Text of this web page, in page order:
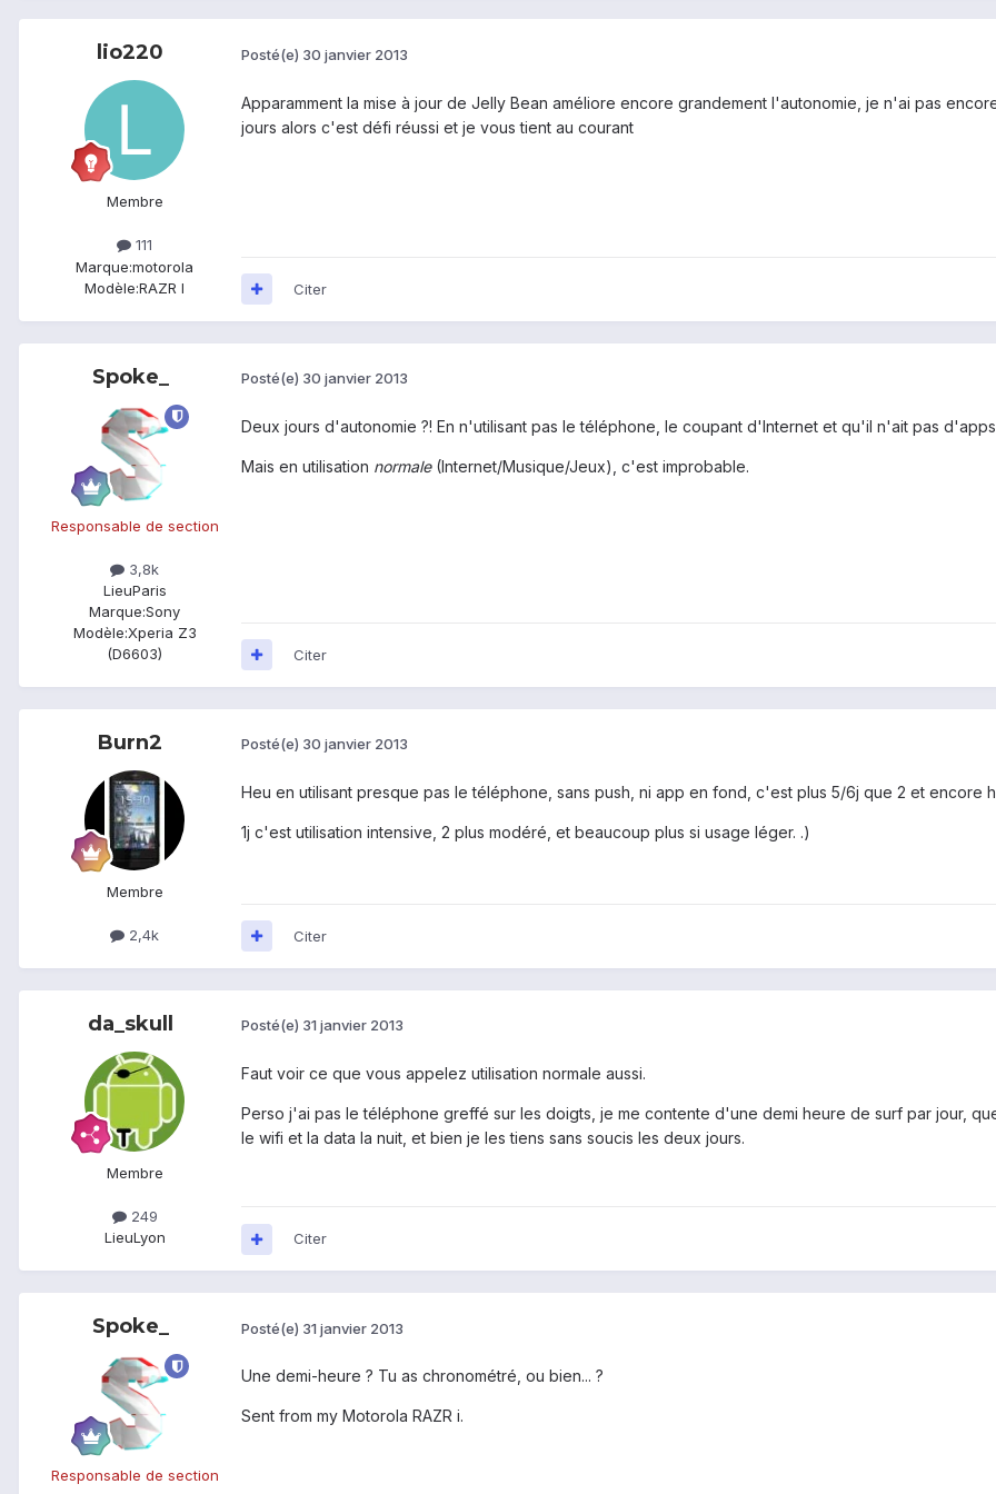
lio220
Membre
111
Marque:motorola
Modèle:RAZR I
Posté(e) 30 janvier 2013
Apparamment la mise à jour de Jelly Bean améliore encore grandement l'autonomie, je n'ai pas
jours alors c'est défi réussi et je vous tient au courant
Citer
Spoke_
Responsable de section
3,8k
LieuParis
Marque:Sony
Modèle:Xperia Z3
(D6603)
Posté(e) 30 janvier 2013
Deux jours d'autonomie ?! En n'utilisant pas le téléphone, le coupant d'Internet et qu'il n'ait pas
Mais en utilisation normale (Internet/Musique/Jeux), c'est improbable.
Citer
Burn2
Membre
2,4k
Posté(e) 30 janvier 2013
Heu en utilisant presque pas le téléphone, sans push, ni app en fond, c'est plus 5/6j que 2 et encore
1j c'est utilisation intensive, 2 plus modéré, et beaucoup plus si usage léger. .)
Citer
da_skull
Membre
249
LieuLyon
Posté(e) 31 janvier 2013
Faut voir ce que vous appelez utilisation normale aussi.
Perso j'ai pas le téléphone greffé sur les doigts, je me contente d'une demi heure de surf par jour,
le wifi et la data la nuit, et bien je les tiens sans soucis les deux jours.
Citer
Spoke_
Responsable de section
Posté(e) 31 janvier 2013
Une demi-heure ? Tu as chronométré, ou bien... ?
Sent from my Motorola RAZR i.